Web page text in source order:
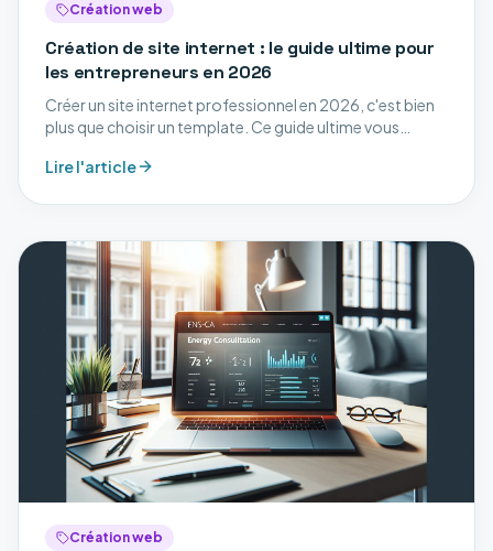
Création web
Création de site internet : le guide ultime pour
les entrepreneurs en 2026
Créer un site internet professionnel en 2026, c'est bien
plus que choisir un template. Ce guide ultime vous
développement, SEO et mise en ligne.
Lire l'article
Création web